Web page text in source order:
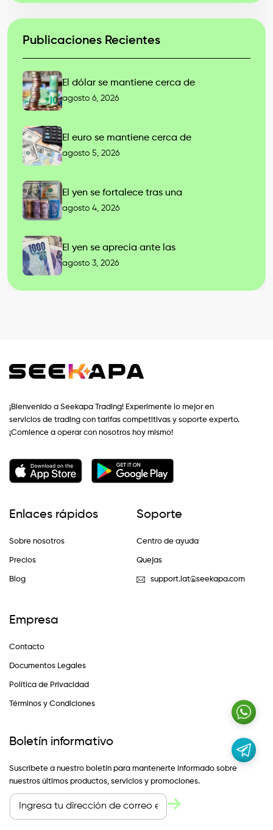
Publicaciones Recientes
El dólar se mantiene cerca de
agosto 6, 2026
El euro se mantiene cerca de
agosto 5, 2026
El yen se fortalece tras una
agosto 4, 2026
El yen se aprecia ante las
agosto 3, 2026
¡Bienvenido a Seekapa Trading! Experimente lo mejor en
servicios de trading con tarifas competitivas y soporte experto.
¡Comience a operar con nosotros hoy mismo!
Enlaces rápidos
Sobre nosotros
Precios
Blog
Soporte
Centro de ayuda
Quejas
support.lat@seekapa.com
Empresa
Contacto
Documentos Legales
Política de Privacidad
Términos y Condiciones
Boletín informativo
Suscríbete a nuestro boletín para mantenerte informado sobre
nuestros últimos productos, servicios y promociones.